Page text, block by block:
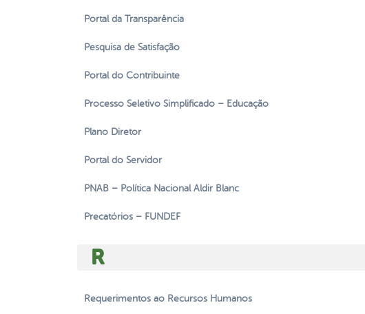
Portal da Transparência
Pesquisa de Satisfação
Portal do Contribuinte
Processo Seletivo Simplificado – Educação
Plano Diretor
Portal do Servidor
PNAB – Política Nacional Aldir Blanc
Precatórios – FUNDEF
R
Requerimentos ao Recursos Humanos